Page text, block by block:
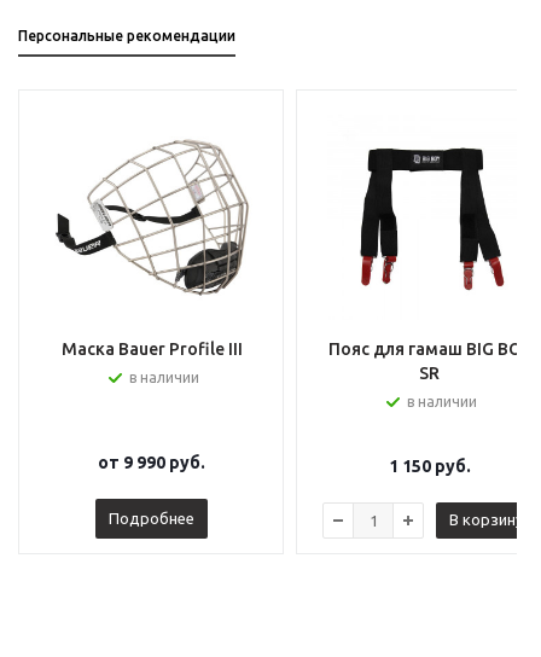
Персональные рекомендации
Маска Bauer Profile III
в наличии
от 9 990 руб.
Подробнее
Пояс для гамаш BIG BOY
SR
в наличии
1 150руб.
В корзину